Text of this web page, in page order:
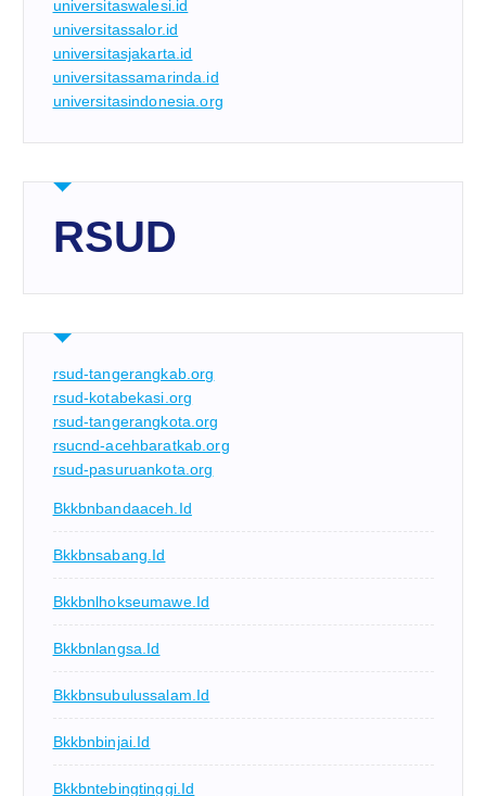
universitaswalesi.id
universitassalor.id
universitasjakarta.id
universitassamarinda.id
universitasindonesia.org
RSUD
rsud-tangerangkab.org
rsud-kotabekasi.org
rsud-tangerangkota.org
rsucnd-acehbaratkab.org
rsud-pasuruankota.org
Bkkbnbandaaceh.id
Bkkbnsabang.id
Bkkbnlhokseumawe.id
Bkkbnlangsa.id
Bkkbnsubulussalam.id
Bkkbnbinjai.id
Bkkbntebingtinggi.id